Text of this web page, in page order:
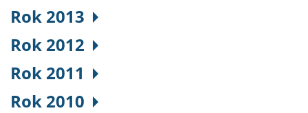
Rok 2013
Rok 2012
Rok 2011
Rok 2010